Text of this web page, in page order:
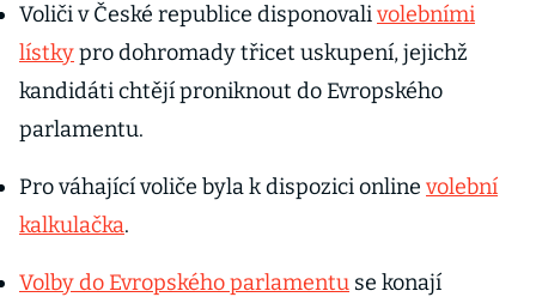
Voliči v České republice disponovalivolebními
lístkypro dohromady třicet uskupení, jejichž
kandidáti chtějí proniknout do Evropského
parlamentu.
Pro váhající voliče byla k dispozici online volební
kalkulačka.
Volby do Evropského parlamentu se konají